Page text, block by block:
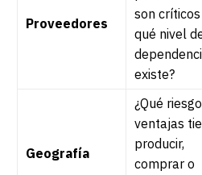
Proveedores
son
qué nivel
existe?
Geografía
¿Qué
ventajas
producir,
comprar o